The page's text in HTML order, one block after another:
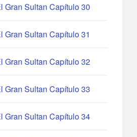
Gran Sultan Capítulo 30
Gran Sultan Capítulo 31
Gran Sultan Capítulo 32
Gran Sultan Capítulo 33
Gran Sultan Capítulo 34